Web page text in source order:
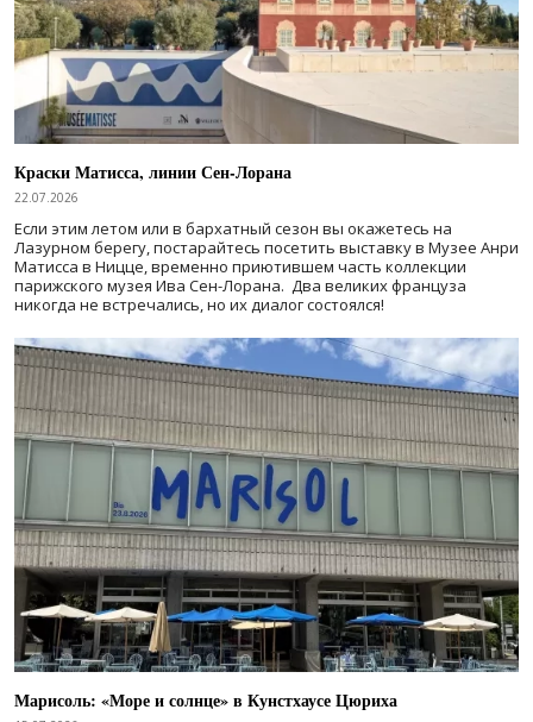
Краски Матисса, линии Сен-Лорана
22.07.2026
Если этим летом или в бархатный сезон вы окажетесь на
Лазурном берегу, постарайтесь посетить выставку в Музее Анри
Матисса в Ницце, временно приютившем часть коллекции
парижского музея Ива Сен-Лорана. Два великих француза
никогда не встречались, но их диалог состоялся!
Марисоль: «Море и солнце» в Кунстхаусе Цюриха